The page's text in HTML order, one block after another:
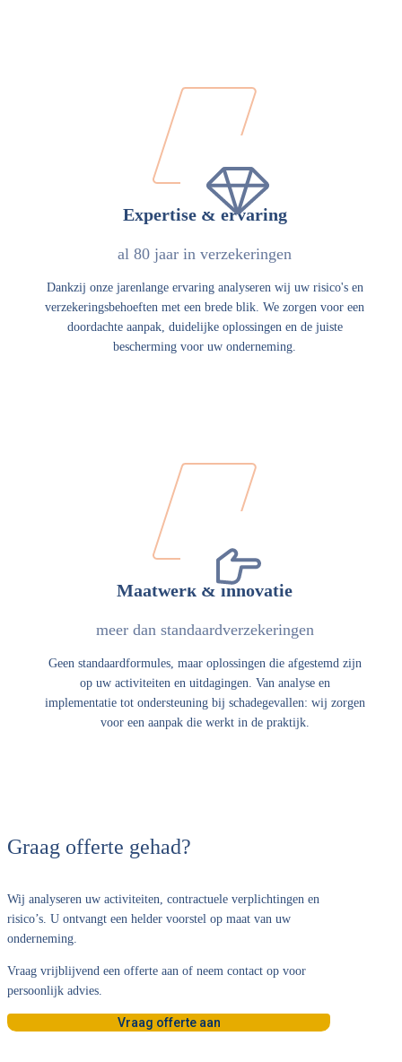
Expertise & ervaring
al 80 jaar in verzekeringen
Dankzij onze jarenlange ervaring analyseren wij uw risico's en
verzekeringsbehoeften met een brede blik. We zorgen voor een
doordachte aanpak, duidelijke oplossingen en de juiste
bescherming voor uw onderneming.
Maatwerk & innovatie
meer dan standaardverzekeringen
Geen standaardformules, maar oplossingen die afgestemd zijn
op uw activiteiten en uitdagingen. Van analyse en
implementatie tot ondersteuning bij schadegevallen: wij zorgen
voor een aanpak die werkt in de praktijk.
Graag offerte gehad?
Wij analyseren uw activiteiten, contractuele verplichtingen en
risico’s. U ontvangt een helder voorstel op maat van uw
onderneming.
Vraag vrijblijvend een offerte aan of neem contact op voor
persoonlijk advies.
Vraag offerte aan